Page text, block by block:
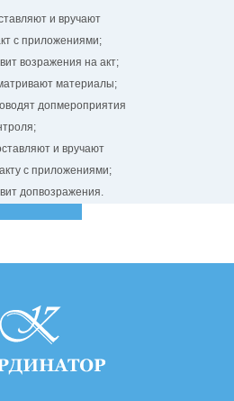
и вручают
с приложениями;
возражения на акт;
материалы;
допмероприятия
и вручают
с приложениями;
допвозражения.